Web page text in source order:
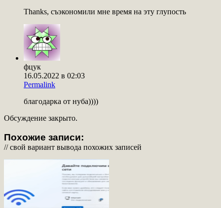
Thanks, съэкономили мне время на эту глупость
фцук
16.05.2022 в 02:03
Permalink
благодарка от нуба))))
Обсуждение закрыто.
Похожие записи:
// свой вариант вывода похожих записей